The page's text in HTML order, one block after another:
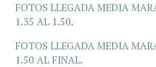
FOTOS LLEGADA MEDIA
1.35 AL 1.50.
FOTOS LLEGADA MEDIA
1.50 AL FINAL.